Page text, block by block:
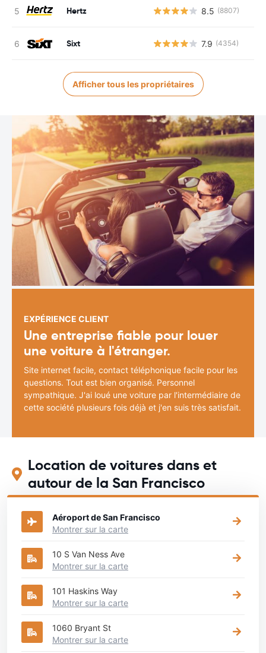
Hertz 8.5 (8807)
Sixt 7.9 (4354)
Afficher tous les propriétaires
EXPÉRIENCE CLIENT
Une entreprise fiable pour louer
une voiture à l'étranger.
Site internet facile, contact téléphonique facile pour les
questions. Tout est bien organisé. Personnel
sympathique. J'ai loué une voiture par l'intermédiaire de
cette société plusieurs fois déjà et j'en suis très satisfait.
Location de voitures dans et
autour de la San Francisco
Aéroport de San Francisco
Montrer sur la carte
10 S Van Ness Ave
Montrer sur la carte
101 Haskins Way
Montrer sur la carte
1060 Bryant St
Montrer sur la carte